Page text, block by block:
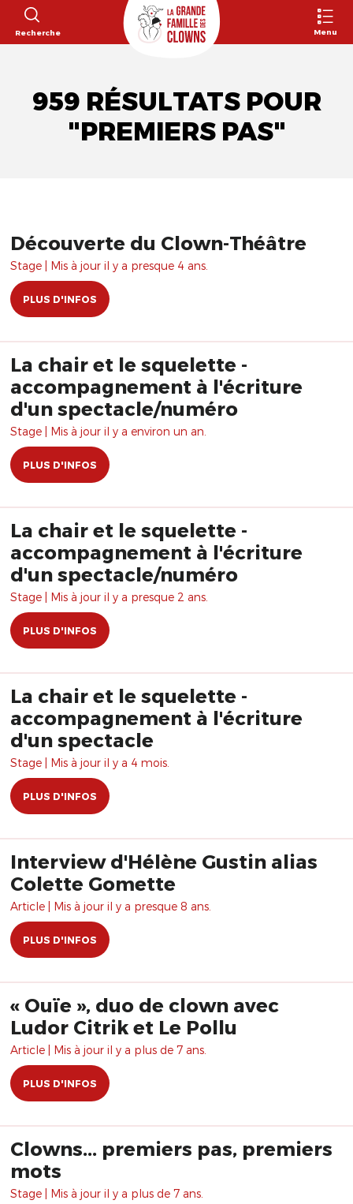
Recherche Menu
959 RÉSULTATS POUR
"PREMIERS PAS"
Découverte du Clown-Théâtre
Stage | Mis à jour il y a presque 4 ans.
PLUS D'INFOS
La chair et le squelette -
accompagnement à l'écriture
d'un spectacle/numéro
Stage | Mis à jour il y a environ un an.
PLUS D'INFOS
La chair et le squelette -
accompagnement à l'écriture
d'un spectacle/numéro
Stage | Mis à jour il y a presque 2 ans.
PLUS D'INFOS
La chair et le squelette -
accompagnement à l'écriture
d'un spectacle
Stage | Mis à jour il y a 4 mois.
PLUS D'INFOS
Interview d'Hélène Gustin alias
Colette Gomette
Article | Mis à jour il y a presque 8 ans.
PLUS D'INFOS
« Ouïe », duo de clown avec
Ludor Citrik et Le Pollu
Article | Mis à jour il y a plus de 7 ans.
PLUS D'INFOS
Clowns... premiers pas, premiers
mots
Stage | Mis à jour il y a plus de 7 ans.